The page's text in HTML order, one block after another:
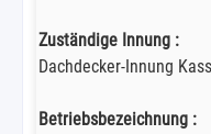
Zuständige Innung :
Dachdecker-Innung
Betriebsbezeichnung :